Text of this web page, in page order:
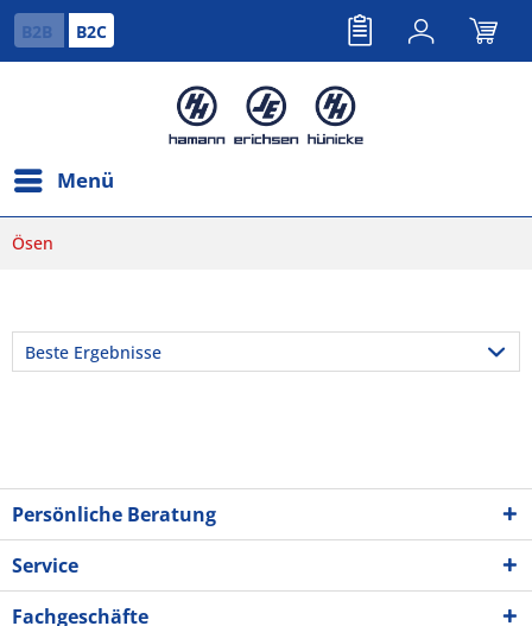
B2B B2C
Menü
Ösen
Persönliche Beratung
Service
Fachgeschäfte